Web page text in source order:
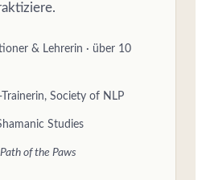
& Lehrerin · über 10
Society of NLP
Studies
of the Paws